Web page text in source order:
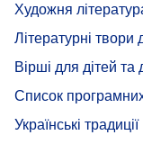
Художня
Літературні твори
Вірші для дітей
Список
Українські